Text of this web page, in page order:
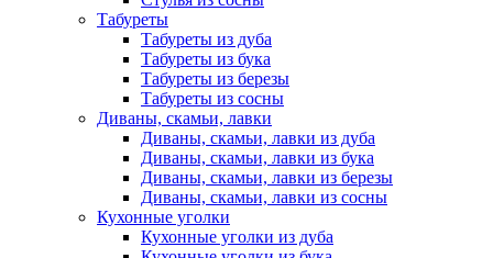
Табуреты
Табуреты из дуба
Табуреты из бука
Табуреты из березы
Табуреты из сосны
Диваны, скамьи, лавки
Диваны, скамьи, лавки из дуба
Диваны, скамьи, лавки из бука
Диваны, скамьи, лавки из березы
Диваны, скамьи, лавки из сосны
Кухонные уголки
Кухонные уголки из дуба